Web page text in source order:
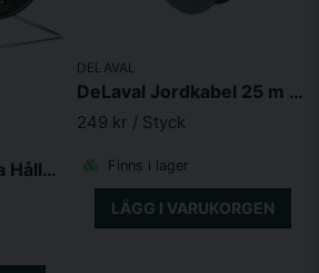
DeLaval Kombivinda Hållare
DELAVAL
DeLaval Jordkabel 25 m 1,6mm
249 kr / Styck
Finns i lager
LÄGG I VARUKORGEN